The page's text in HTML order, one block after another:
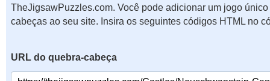
TheJigsawPuzzles.com. Você pode adicionar um jogo
cabeças ao seu site. Insira os seguintes códigos HTML no
URL do quebra-cabeça